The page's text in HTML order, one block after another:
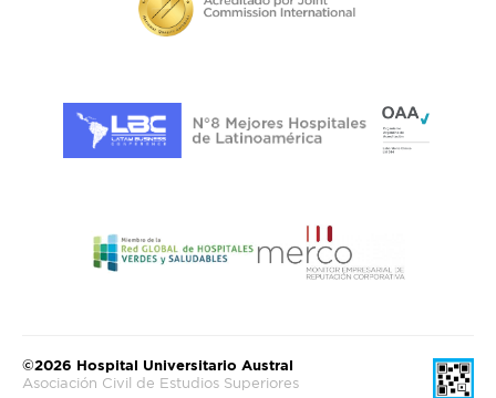
©2026 Hospital Universitario Austral
Asociación Civil de Estudios Superiores